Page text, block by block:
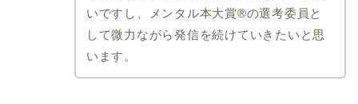
いですし、メンタル本大賞®の選考委員と
して微力ながら発信を続けていきたいと思
います。